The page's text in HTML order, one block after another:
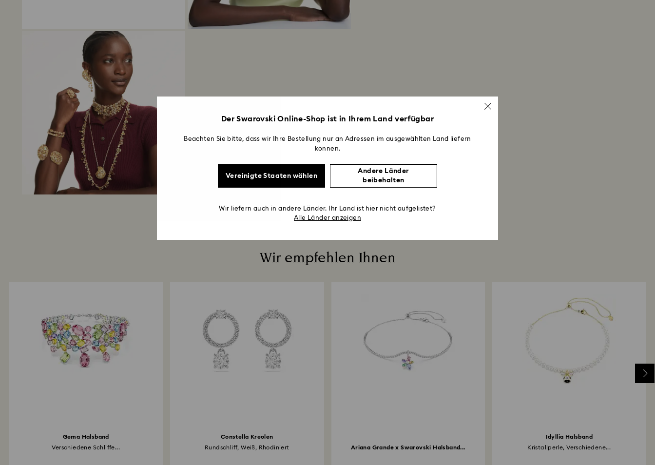
Wir empfehlen Ihnen
Gema Halsband
Verschiedene Schliffe...
Constella Kreolen
Rundschliff, Weiß, Rhodiniert
Ariana Grande x Swarovski Halsband...
Idyllia Halsband
Kristallperle, Verschiedene...
Der Swarovski Online-Shop ist in Ihrem Land verfügbar
Beachten Sie bitte, dass wir Ihre Bestellung nur an Adressen im ausgewählten Land liefern
können.
Vereinigte Staaten wählen
Andere Länder
beibehalten
Wir liefern auch in andere Länder. Ihr Land ist hier nicht aufgelistet?
Alle Länder anzeigen